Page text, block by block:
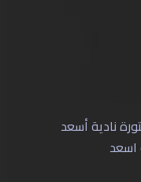
نادية أسعد
اسعد